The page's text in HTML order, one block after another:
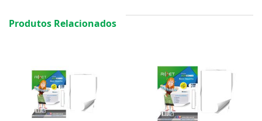
Produtos Relacionados